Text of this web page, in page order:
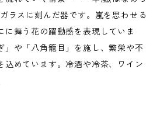
ラスに刻んだ器です。嵐を思わせる
に舞う花の躍動感を表現していま
」や「八角籠目」を施し、繁栄や不
込めています。冷酒や冷茶、ワイン